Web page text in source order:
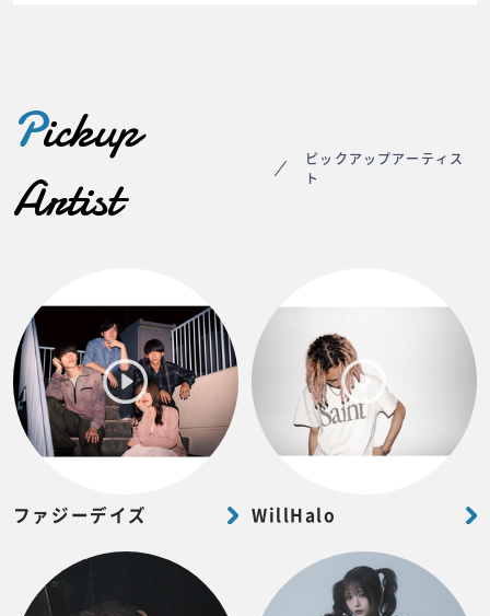
Pickup
Artist
ピックアップアーティス
ト
ファジーデイズ WillHalo